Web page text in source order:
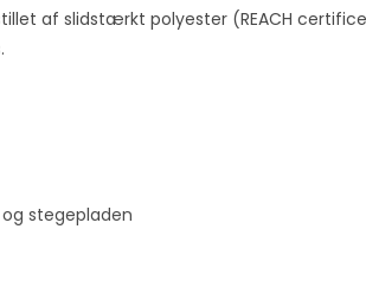
af slidstærkt polyester (REACH
stegepladen